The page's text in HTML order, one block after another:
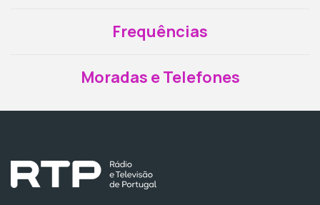
Frequências
Moradas e Telefones